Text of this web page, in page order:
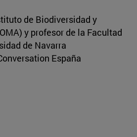
de Biodiversidad y
y profesor de la Facultad
de Navarra
España